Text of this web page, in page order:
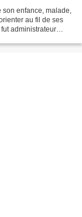
son enfance, malade,
au fil de ses
administrateur